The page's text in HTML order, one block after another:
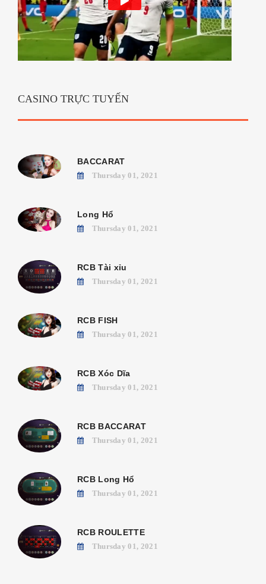
CASINO TRỰC TUYẾN
BACCARAT
Thursday 01, 2021
Long Hổ
Thursday 01, 2021
RCB Tài xỉu
Thursday 01, 2021
RCB FISH
Thursday 01, 2021
RCB Xóc Dĩa
Thursday 01, 2021
RCB BACCARAT
Thursday 01, 2021
RCB Long Hổ
Thursday 01, 2021
RCB ROULETTE
Thursday 01, 2021